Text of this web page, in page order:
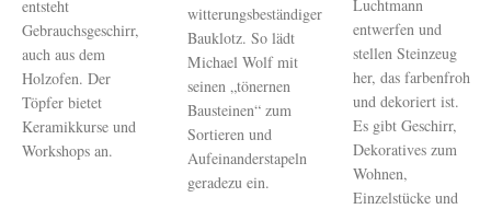
entsteht
Gebrauchsgeschirr,
auch aus dem
Holzofen. Der
Töpfer bietet
Keramikkurse und
Workshops an.
witterungsbeständiger
Bauklotz. So lädt
Michael Wolf mit
seinen „tönernen
Bausteinen“ zum
Sortieren und
Aufeinanderstapeln
geradezu ein.
Luchtmann
entwerfen und
stellen Steinzeug
her, das farbenfroh
und dekoriert ist.
Es gibt Geschirr,
Dekoratives zum
Wohnen,
Einzelstücke und